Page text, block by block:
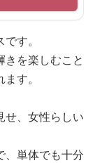
す。
を楽しむこと
す。
せ、女性らしい
、単体でも十分